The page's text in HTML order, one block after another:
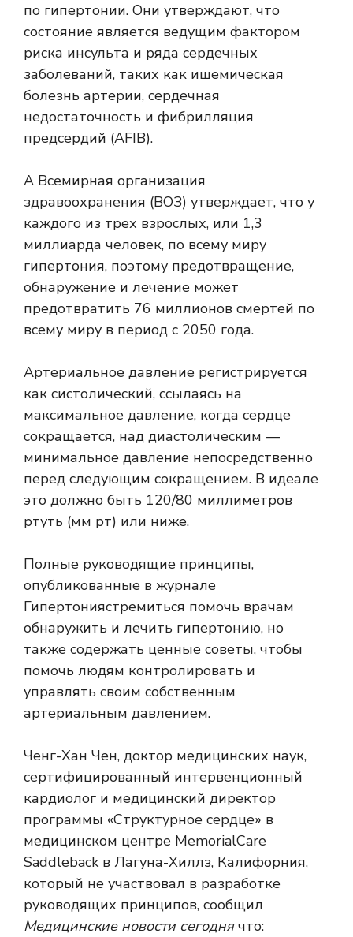
по гипертонии. Они утверждают, что
состояние является ведущим фактором
риска инсульта и ряда сердечных
заболеваний, таких как ишемическая
болезнь артерии, сердечная
недостаточность и фибрилляция
предсердий (AFIB).
А Всемирная организация
здравоохранения (ВОЗ) утверждает, что у
каждого из трех взрослых, или 1,3
миллиарда человек, по всему миру
гипертония, поэтому предотвращение,
обнаружение и лечение может
предотвратить 76 миллионов смертей по
всему миру в период с 2050 года.
Артериальное давление регистрируется
как систолический, ссылаясь на
максимальное давление, когда сердце
сокращается, над диастолическим —
минимальное давление непосредственно
перед следующим сокращением. В идеале
это должно быть 120/80 миллиметров
ртуть (мм рт) или ниже.
Полные руководящие принципы,
опубликованные в журнале
Гипертониястремиться помочь врачам
обнаружить и лечить гипертонию, но
также содержать ценные советы, чтобы
помочь людям контролировать и
управлять своим собственным
артериальным давлением.
Ченг-Хан Чен, доктор медицинских наук,
сертифицированный интервенционный
кардиолог и медицинский директор
программы «Структурное сердце» в
медицинском центре MemorialCare
Saddleback в Лагуна-Хиллз, Калифорния,
который не участвовал в разработке
руководящих принципов, сообщил
Медицинские новости сегоднячто: